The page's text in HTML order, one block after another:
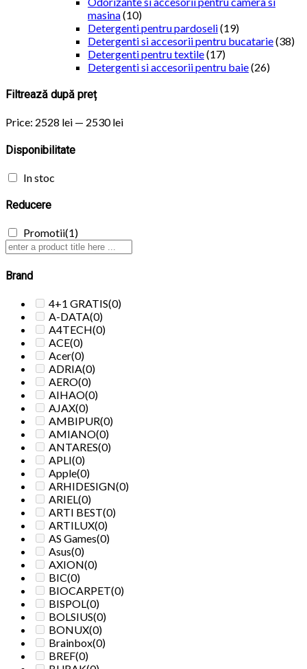
masina(10)
Detergenti pentru pardoseli(19)
Detergenti si accesorii pentru bucatarie(38)
Detergenti pentru textile(17)
Detergenti si accesorii pentru baie(26)
Filtrează după preț
Price: 2528 lei — 2530 lei
Disponibilitate
In stoc
Reducere
Promotii(1)
Brand
4+1 GRATIS(0)
A-DATA(0)
A4TECH(0)
ACE(0)
Acer(0)
ADRIA(0)
AERO(0)
AIHAO(0)
AJAX(0)
AMBIPUR(0)
AMIANO(0)
ANTARES(0)
APLI(0)
Apple(0)
ARHIDESIGN(0)
ARIEL(0)
ARTI BEST(0)
ARTILUX(0)
AS Games(0)
Asus(0)
AXION(0)
BIC(0)
BIOCARPET(0)
BISPOL(0)
BOLSIUS(0)
BONUX(0)
Brainbox(0)
BREF(0)